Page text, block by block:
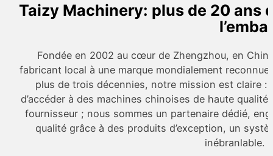
Taizy Machinery: plus de 20 ans
Fondée en 2002 au cœur de Zhengzhou, en
fabricant local à une marque mondialement reconnue
plus de trois décennies, notre mission est claire :
d’accéder à des machines chinoises de haute
fournisseur ; nous sommes un partenaire dédié,
qualité grâce à des produits d’exception, un
inébranlable.